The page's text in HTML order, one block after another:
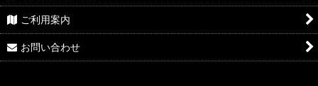
ご利用案内
お問い合わせ